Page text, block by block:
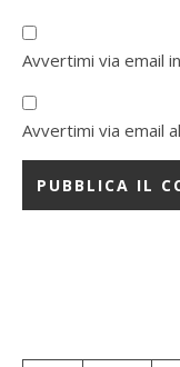
Avvertimi via email
Avvertimi via email